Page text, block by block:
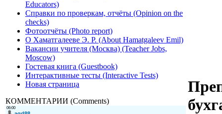
Educators)
Справки по проверкам, отчёты (Opinion on the
checks)
Фотоотчёты (Photo report)
О Хаматгалееве Э. Р. (About Hamatgaleev Emil)
Вакансии учителя (Москва) (Teacher Jobs,
Moscow)
Гостевая книга (Guestbook)
Интерактивные тесты (Interactive Tests)
Новая страница
КОММЕНТАРИИ (Comments)